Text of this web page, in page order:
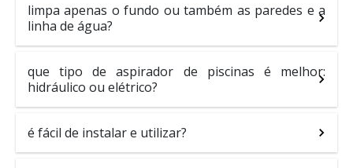
limpa apenas o fundo ou também as paredes e a
linha de água?
que tipo de aspirador de piscinas é melhor:
hidráulico ou elétrico?
é fácil de instalar e utilizar?